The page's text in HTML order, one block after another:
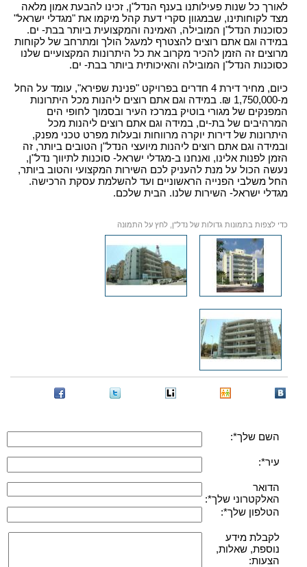
לאורך כל שנות פעילותנו בענף הנדל"ן, זכינו להבעת אמון מלאה
מצד לקוחותינו, שבמגוון סקרי דעת קהל מיקמו את "מגדלי ישראל"
כסוכנות הנדל"ן המובילה, האמינה והמקצועית ביותר בבת- ים.
במידה וגם אתם רוצים להצטרף למעגל הולך ומתרחב של לקוחות
מרוצים זה הזמן להכיר מקרוב את כל היתרונות המקצועיים שלנו
כסוכנות הנדל"ן המובילה והאיכותית ביותר בבת- ים.
כיום, מחיר דירת 4 חדרים בפרויקט "פנינת שפירא", עומד על החל
מ-1,750,000 ₪. במידה וגם אתם רוצים ליהנות מכל היתרונות
המפנקים של מגורי בוטיק במרכז העיר ובסמוך לחופי הים
המרהיבים של בת-ים, במידה וגם אתם רוצים ליהנות מכל
היתרונות של דירות יוקרה מרווחות ובעלות מפרט טכני מפנק,
ובמידה וגם אתם רוצים ליהנות מיועצי הנדל"ן הטובים ביותר, זה
הזמן לפנות אלינו, ואנחנו ב-מגדלי ישראל- סוכנות לתיווך נדל"ן,
נעשה הכול על מנת להעניק לכם השירות המקצועי והטוב ביותר,
החל משלבי הפנייה הראשוניים ועד להשלמת עסקת הרכישה.
מגדלי ישראל- השירות שלנו. הבית שלכם.
כדי לצפות בתמונות גדולות של נדל"ן, לחץ על התמונה
השם שלך*:
עיר*:
הדואר
האלקטרוני שלך*:
הטלפון שלך*:
לקבלת מידע
נוספת, שאלות,
הצעות: